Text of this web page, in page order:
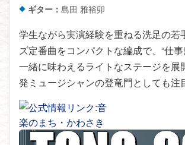
ギター：島田 雅裕卯
学生ながら実演経験を重ねる洗足の若
ズ定番曲をコンパクトな編成で、“仕事
一緒に味わえるライトなステージを展
発ミュージシャンの登竜門としても注